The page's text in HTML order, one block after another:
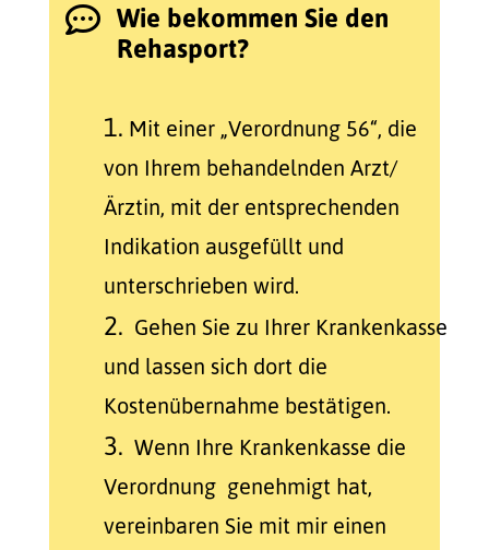
 Wie bekommen Sie den
Rehasport?
1. Mit einer „Verordnung 56“, die
von Ihrem behandelnden Arzt/
Ärztin, mit der entsprechenden
Indikation ausgefüllt und
unterschrieben wird.
2. Gehen Sie zu Ihrer Krankenkasse
und lassen sich dort die
Kostenübernahme bestätigen.
3. Wenn Ihre Krankenkasse die
Verordnung genehmigt hat,
vereinbaren Sie mit mir einen